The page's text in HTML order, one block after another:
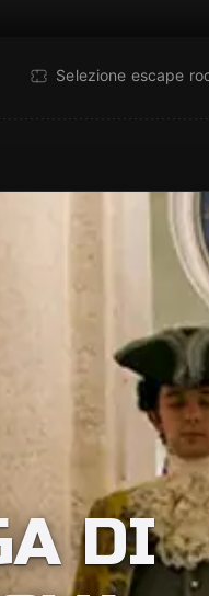
Selezione escape
DI